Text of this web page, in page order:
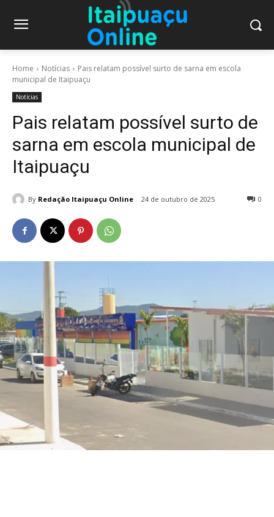
Home Notícias
Pais relatam possível surto de sarna em escola
municipal de Itaipuaçu
Notícias
Pais relatam possível surto de
sarna em escola municipal de
Itaipuaçu
By Redação Itaipuaçu Online 24 de outubro de 2025 0